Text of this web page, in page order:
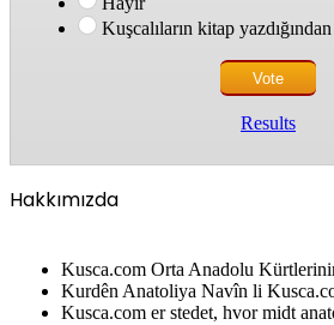
Kuşcalıların kitap
Results
Hakkımızda
Kusca.com Orta Anadolu
Kurdên Anatoliya Navîn li
Kusca.com er stedet, hvor midt